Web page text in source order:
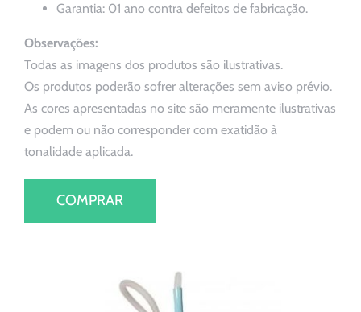
Garantia: 01 ano contra defeitos de fabricação.
Observações:
Todas as imagens dos produtos são ilustrativas.
Os produtos poderão sofrer alterações sem aviso prévio.
As cores apresentadas no site são meramente ilustrativas
e podem ou não corresponder com exatidão à
tonalidade aplicada.
COMPRAR